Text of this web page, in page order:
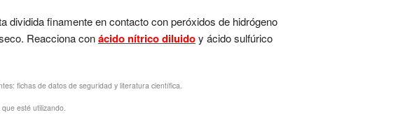
dividida finamente en contacto con peróxidos de hidrógeno
Reacciona conácido nítrico diluidoy ácido sulfúrico
fichas de datos de seguridad y literatura científica.
esté utilizando.